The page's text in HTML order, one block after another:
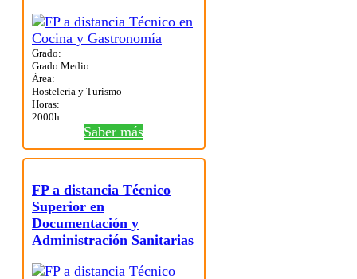
Grado:
Grado Medio
Área:
Hostelería y Turismo
Horas:
2000h
Saber más
FP a distancia Técnico
Superior en
Documentación y
Administración Sanitarias